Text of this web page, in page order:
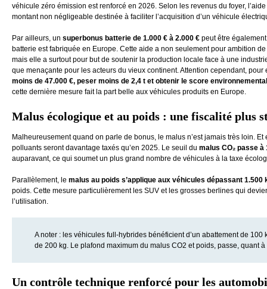
véhicule zéro émission est renforcé en 2026. Selon les revenus du foyer,
montant non négligeable destinée à faciliter l’acquisition d’un véhicule
Par ailleurs, un superbonus batterie de 1.000 € à 2.000 € peut être
batterie est fabriquée en Europe. Cette aide a non seulement pour ambition
mais elle a surtout pour but de soutenir la production locale face à une
que menaçante pour les acteurs du vieux continent. Attention cependant, pour
moins de 47.000 €, peser moins de 2,4 t et obtenir le score
cette dernière mesure fait la part belle aux véhicules produits en Europe.
Malus écologique et au poids : une fiscalité plus
Malheureusement quand on parle de bonus, le malus n’est jamais très loin.
polluants seront davantage taxés qu’en 2025. Le seuil du malus CO₂ passe
auparavant, ce qui soumet un plus grand nombre de véhicules à la taxe
Parallèlement, le malus au poids s’applique aux véhicules dépassant 1.500
poids. Cette mesure particulièrement les SUV et les grosses berlines qui
l’utilisation.
A noter : les véhicules full-hybrides bénéficient d’un abattement de
de 200 kg. Le plafond maximum du malus CO2 et poids, passe, quant
Un contrôle technique renforcé pour les